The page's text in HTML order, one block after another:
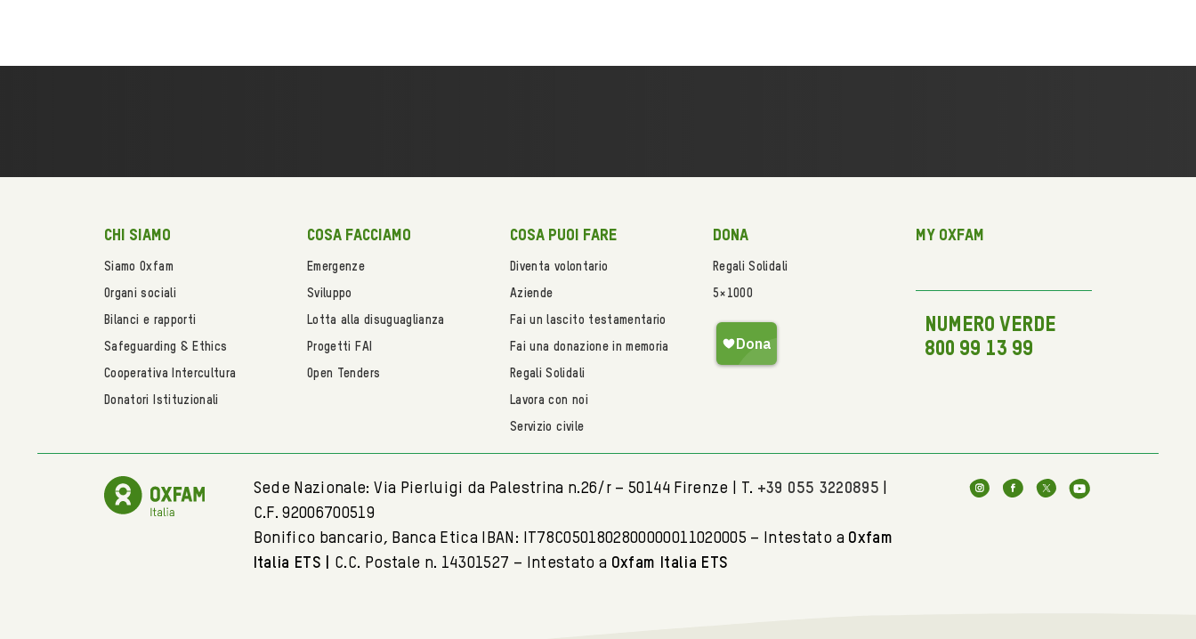
Chi siamo
Siamo Oxfam
Organi sociali
Bilanci e rapporti
Safeguarding & Ethics
Cooperativa Intercultura
Donatori Istituzionali
Cosa facciamo
Emergenze
Sviluppo
Lotta alla disuguaglianza
Progetti FAI
Open Tenders
Cosa puoi fare
Diventa volontario
Aziende
Fai un lascito testamentario
Fai una donazione in memoria
Regali Solidali
Lavora con noi
Servizio civile
Dona
Regali Solidali
5×1000
My Oxfam
NUMERO VERDE
800 99 13 99
Sede Nazionale: Via Pierluigi da Palestrina n.26/r – 50144 Firenze | T. +39 055 3220895
C.F. 92006700519
Bonifico bancario, Banca Etica IBAN: IT78C0501802800000011020005 – Intestato a Oxfam
Italia ETS | C.C. Postale n. 14301527 – Intestato a Oxfam Italia ETS